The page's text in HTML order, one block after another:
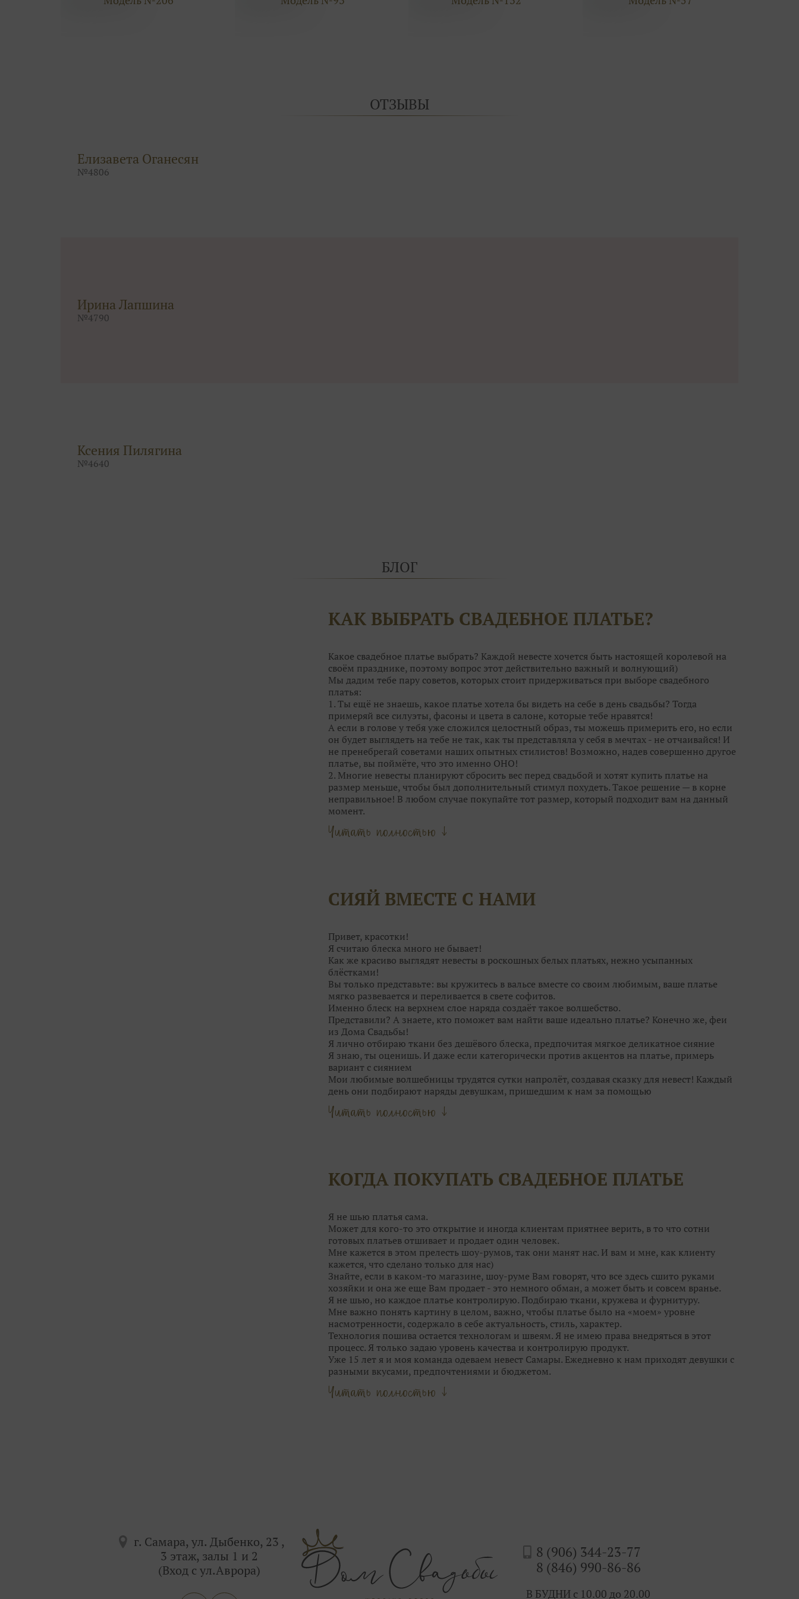
ОТЗЫВЫ
Елизавета Оганесян
№4806
Ирина Лапшина
№4790
Ксения Пилягина
№4640
БЛОГ
КАК ВЫБРАТЬ СВАДЕБНОЕ ПЛАТЬЕ?
Какое свадебное платье выбрать? Каждой невесте хочется быть настоящей королевой на
своём празднике, поэтому вопрос этот действительно важный и волнующий)
Мы дадим тебе пару советов, которых стоит придерживаться при выборе свадебного
платья:
1. Ты ещё не знаешь, какое платье хотела бы видеть на себе в день свадьбы? Тогда
примеряй все силуэты, фасоны и цвета в салоне, которые тебе нравятся!
А если в голове у тебя уже сложился целостный образ, ты можешь примерить его, но если
он будет выглядеть на тебе не так, как ты представляла у себя в мечтах - не отчаивайся! И
не пренебрегай советами наших опытных стилистов! Возможно, надев совершенно другое
платье, вы поймёте, что это именно ОНО!
2. Многие невесты планируют сбросить вес перед свадьбой и хотят купить платье на
размер меньше, чтобы был дополнительный стимул похудеть. Такое решение — в корне
неправильное! В любом случае покупайте тот размер, который подходит вам на данный
момент.
Главное — это посадка. Если платье вдруг станет великовато, ушить его куда проще, чем
наоборот. А корсет со шнуровкой и вовсе решит все проблемы небольшого «плюса» или
просто не рассмотреть его среди десятков других, каждое из которых по-своему
уникально.
замечаете.
Читать полностью ↓
СИЯЙ ВМЕСТЕ С НАМИ
Привет, красотки!
Я считаю блеска много не бывает!
Как же красиво выглядят невесты в роскошных белых платьях, нежно усыпанных
блёстками!
Вы только представьте: вы кружитесь в вальсе вместе со своим любимым, ваше платье
мягко развевается и переливается в свете софитов.
Именно блеск на верхнем слое наряда создаёт такое волшебство.⠀
Представили? А знаете, кто поможет вам найти ваше идеально платье? Конечно же, феи
из Дома Свадьбы!
Я лично отбираю ткани без дешёвого блеска, предпочитая мягкое деликатное сияние
Я знаю, ты оценишь. И даже если категорически против акцентов на платье, примерь
вариант с сиянием
Мои любимые волшебницы трудятся сутки напролёт, создавая сказку для невест! Каждый
день они подбирают наряды девушкам, пришедшим к нам за помощью
Они точно знаю, кому идёт мягкий блеск серебра, а для кого идеальна пудровая дымка.
Мои феечки не только находят для вас идеальное платье, но и туфельки, украшения. И
вопросы, сделать сложный выбор и даже сберегут ваши силы!
А чтобы примерка не была скучной, угостят воздушным шампанским и сладкими
Поэтому приходите в Дом Свадьбы за идеальным образом на свадьбу и приводите своих
гостей. Им мы тоже поможем!
Читать полностью ↓
КОГДА ПОКУПАТЬ СВАДЕБНОЕ ПЛАТЬЕ
Я не шью платья сама.
Может для кого-то это открытие и иногда клиентам приятнее верить, в то что сотни
готовых платьев отшивает и продает один человек.
Мне кажется в этом прелесть шоу-румов, так они манят нас. И вам и мне, как клиенту
кажется, что сделано только для нас)
Знайте, если в каком-то магазине, шоу-руме Вам говорят, что все здесь сшито руками
хозяйки и она же еще Вам продает - это немного обман, а может быть и совсем вранье.
Я не шью, но каждое платье контролирую. Подбираю ткани, кружева и фурнитуру.
Мне важно понять картину в целом, важно, чтобы платье было на «моем» уровне
насмотренности, содержало в себе актуальность, стиль, характер.
Технология пошива остается технологам и швеям. Я не имею права внедряться в этот
процесс. Я только задаю уровень качества и контролирую продукт.
Уже 15 лет я и моя команда одеваем невест Самары. Ежедневно к нам приходят девушки с
разными вкусами, предпочтениями и бюджетом.
Опыт и время научили меня видеть грань между потребностью реальных людей и фешн-
стилем свадебных брендов.
Читать полностью ↓
г. Самара, ул. Дыбенко, 23 ,
3 этаж, залы 1 и 2
(Вход с ул.Аврора)
8 (906) 344-23-77
8 (846) 990-86-86
В БУДНИ с 10.00 до 20.00